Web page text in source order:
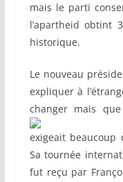
mais le parti
l’apartheid obtint
historique.
Le nouveau
expliquer à
changer mais
exigeait beaucoup
Sa tournée
fut reçu par